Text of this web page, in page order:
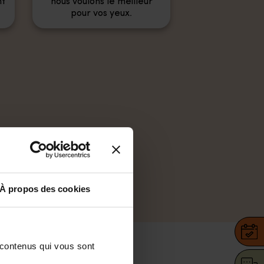
À propos des cookies
qui vous sont
pour vos yeux.
parti